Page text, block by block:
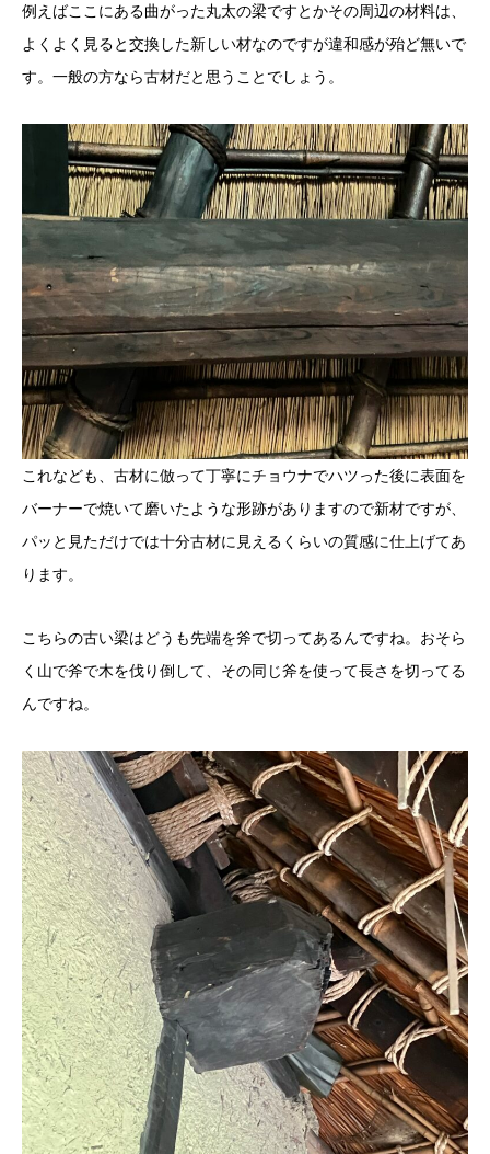
例えばここにある曲がった丸太の梁ですとかその周辺の材料は、
よくよく見ると交換した新しい材なのですが違和感が殆ど無いで
す。一般の方なら古材だと思うことでしょう。
これなども、古材に倣って丁寧にチョウナでハツった後に表面を
バーナーで焼いて磨いたような形跡がありますので新材ですが、
パッと見ただけでは十分古材に見えるくらいの質感に仕上げてあ
ります。
こちらの古い梁はどうも先端を斧で切ってあるんですね。おそら
く山で斧で木を伐り倒して、その同じ斧を使って長さを切ってる
んですね。